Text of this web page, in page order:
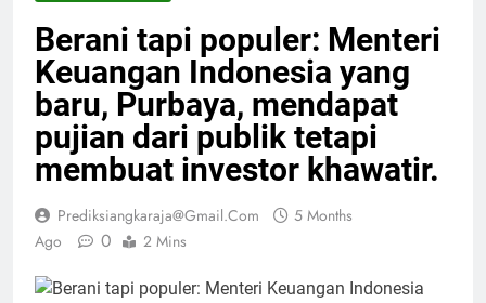
Berani tapi populer: Menteri
Keuangan Indonesia yang
baru, Purbaya, mendapat
pujian dari publik tetapi
membuat investor khawatir.
Prediksiangkaraja@gmail.com
5 Months
Ago
0 2 Mins